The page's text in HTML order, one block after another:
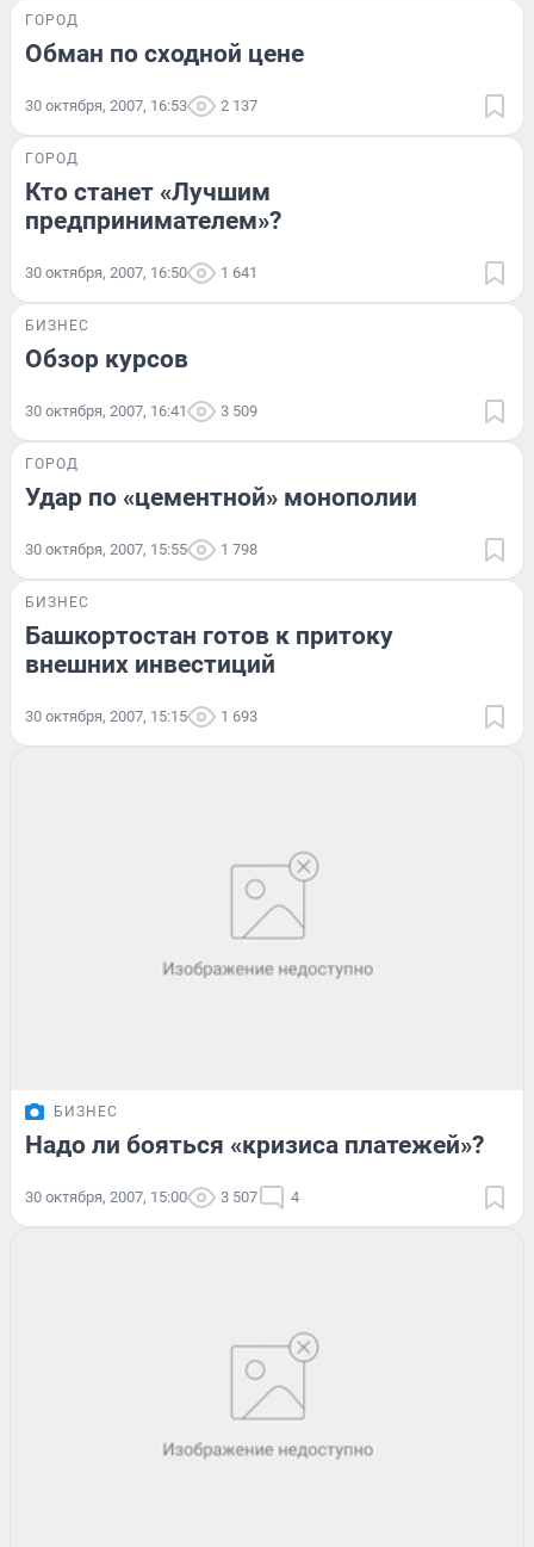
ГОРОД
Обман по сходной цене
30 октября, 2007, 16:53 2 137
ГОРОД
Кто станет «Лучшим
предпринимателем»?
30 октября, 2007, 16:50 1 641
БИЗНЕС
Обзор курсов
30 октября, 2007, 16:41 3 509
ГОРОД
Удар по «цементной» монополии
30 октября, 2007, 15:55 1 798
БИЗНЕС
Башкортостан готов к притоку
внешних инвестиций
30 октября, 2007, 15:15 1 693
БИЗНЕС
Надо ли бояться «кризиса платежей»?
30 октября, 2007, 15:00 3 507 4